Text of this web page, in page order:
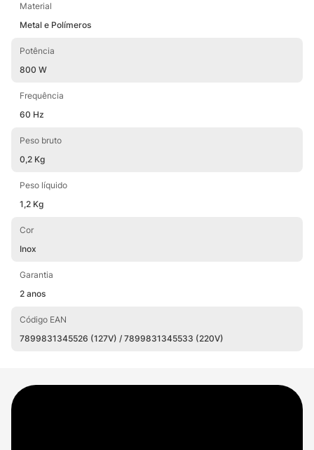
Material
Metal e Polímeros
Potência
800 W
Frequência
60 Hz
Peso bruto
0,2 Kg
Peso líquido
1,2 Kg
Cor
Inox
Garantia
2 anos
Código EAN
7899831345526 (127V) / 7899831345533 (220V)